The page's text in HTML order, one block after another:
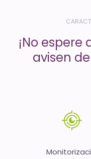
¡No espere
avisen